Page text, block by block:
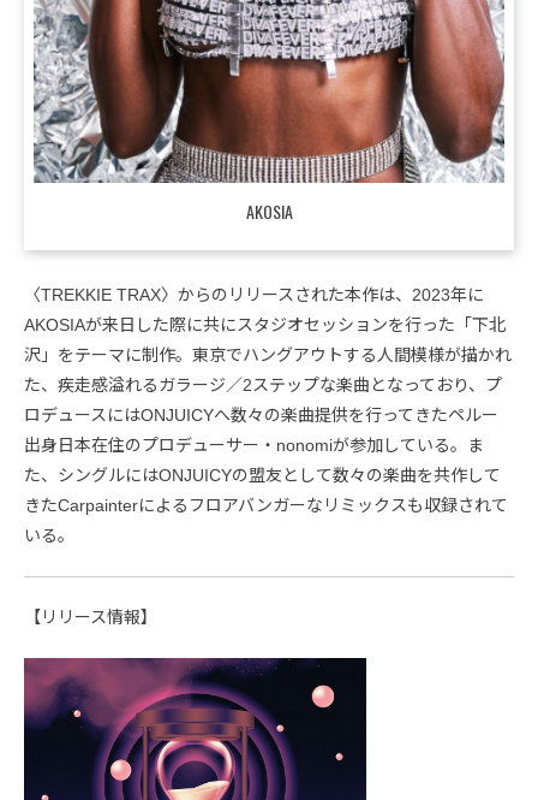
AKOSIA
〈TREKKIE TRAX〉からのリリースされた本作は、2023年に
AKOSIAが来日した際に共にスタジオセッションを行った「下北
沢」をテーマに制作。東京でハングアウトする人間模様が描かれ
た、疾走感溢れるガラージ／2ステップな楽曲となっており、プ
ロデュースにはONJUICYへ数々の楽曲提供を行ってきたペルー
出身日本在住のプロデューサー・nonomiが参加している。ま
た、シングルにはONJUICYの盟友として数々の楽曲を共作して
きたCarpainterによるフロアバンガーなリミックスも収録されて
いる。
【リリース情報】